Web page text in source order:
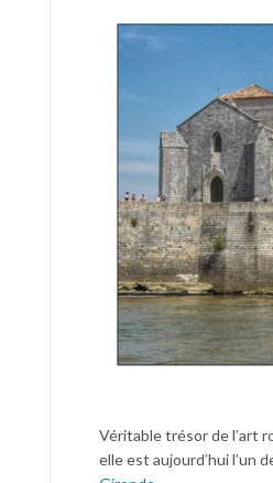
Véritable trésor de l’art
elle est aujourd’hui l’un